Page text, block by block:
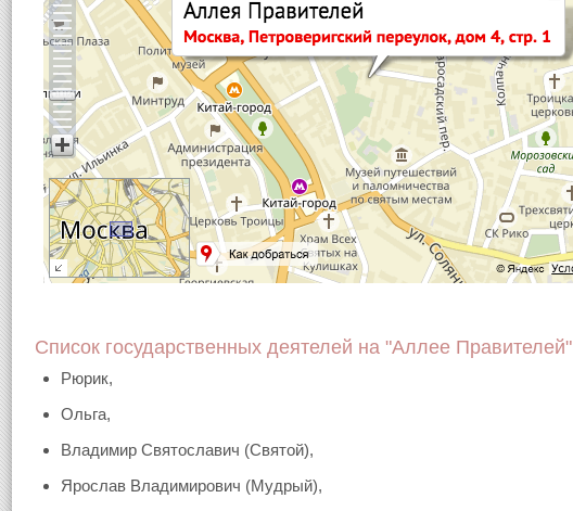
Список государственных деятелей на "Аллее Правителей"
Рюрик,
Ольга,
Владимир Святославич (Святой),
Ярослав Владимирович (Мудрый),